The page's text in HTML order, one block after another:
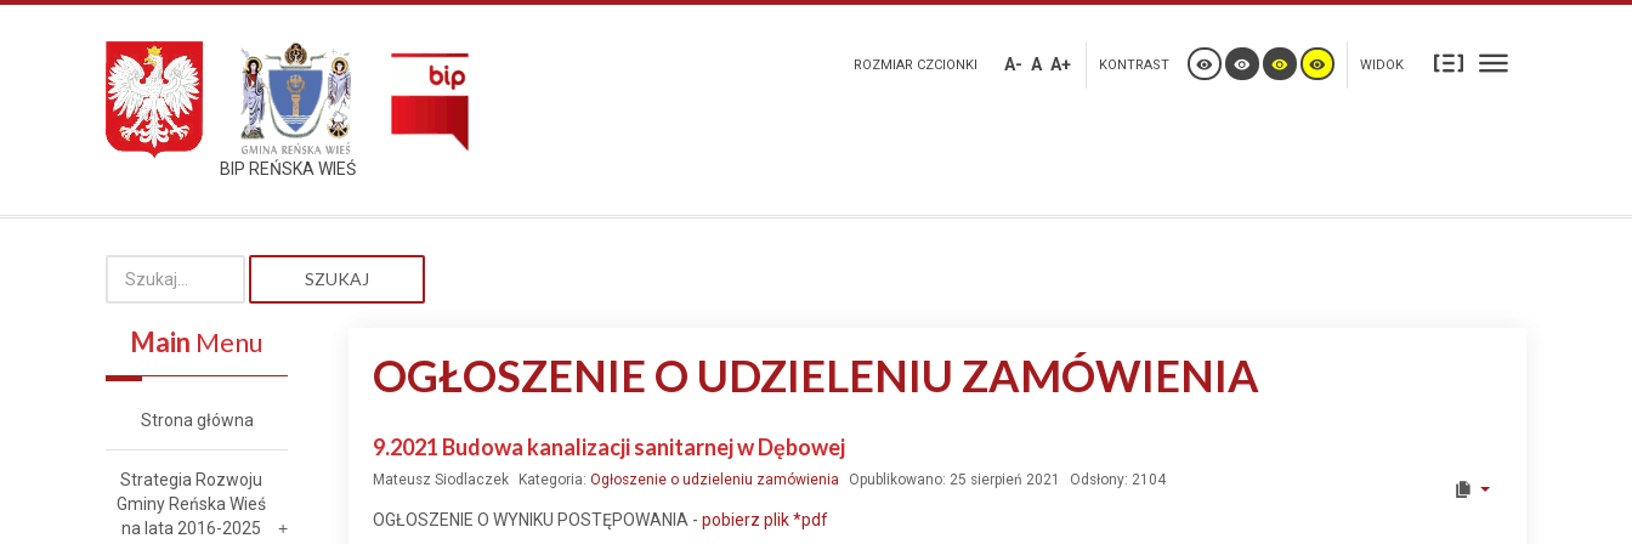
BIP REŃSKA WIEŚ
ROZMIAR CZCIONKI A- A A+ KONTRAST WIDOK
SZUKAJ
OGŁOSZENIE O UDZIELENIU ZAMÓWIENIA
9.2021 Budowa kanalizacji sanitarnej w Dębowej
Mateusz Siodlaczek Kategoria: Ogłoszenie o udzieleniu zamówienia Opublikowano: 25 sierpień 2021 Odsłony: 2104
OGŁOSZENIE O WYNIKU POSTĘPOWANIA - pobierz plik *pdf
Main Menu
Strona główna
Strategia Rozwoju
Gminy Reńska Wieś
na lata 2016-2025